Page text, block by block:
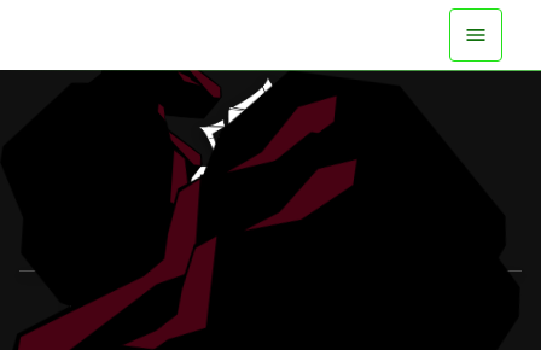
DISPONIBLE MAINTENANT SUR TOUTES LES
PLATEFORMES